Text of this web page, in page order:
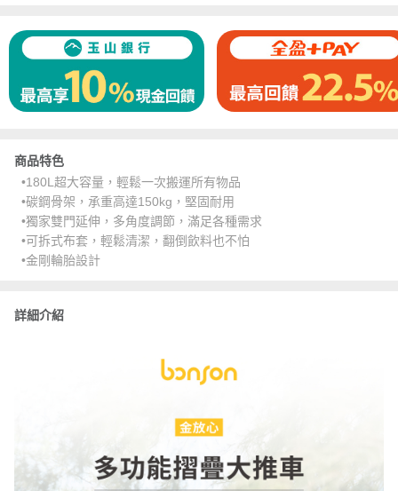
商品特色
•180L超大容量，輕鬆一次搬運所有物品
•碳鋼骨架，承重高達150kg，堅固耐用
•獨家雙門延伸，多角度調節，滿足各種需求
•可拆式布套，輕鬆清潔，翻倒飲料也不怕
•金剛輪胎設計
詳細介紹